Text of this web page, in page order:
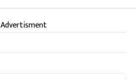
Advertisment